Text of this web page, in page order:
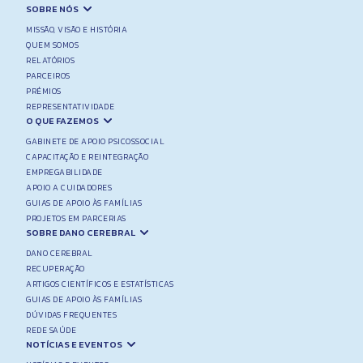
SOBRE NÓS
MISSÃO, VISÃO E HISTÓRIA
QUEM SOMOS
RELATÓRIOS
PARCEIROS
PRÉMIOS
REPRESENTATIVIDADE
O QUE FAZEMOS
GABINETE DE APOIO PSICOSSOCIAL
CAPACITAÇÃO E REINTEGRAÇÃO
EMPREGABILIDADE
APOIO A CUIDADORES
GUIAS DE APOIO ÀS FAMÍLIAS
PROJETOS EM PARCERIAS
SOBRE DANO CEREBRAL
DANO CEREBRAL
RECUPERAÇÃO
ARTIGOS CIENTÍFICOS E ESTATÍSTICAS
GUIAS DE APOIO ÀS FAMÍLIAS
DÚVIDAS FREQUENTES
REDE SAÚDE
NOTÍCIAS E EVENTOS